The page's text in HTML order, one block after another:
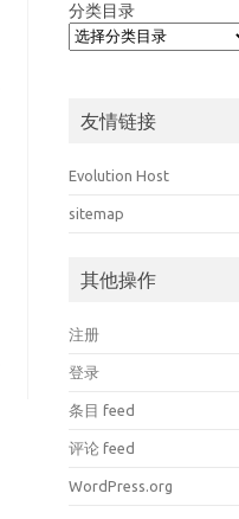
分类目录
友情链接
Evolution Host
sitemap
其他操作
注册
登录
条目 feed
评论 feed
WordPress.org